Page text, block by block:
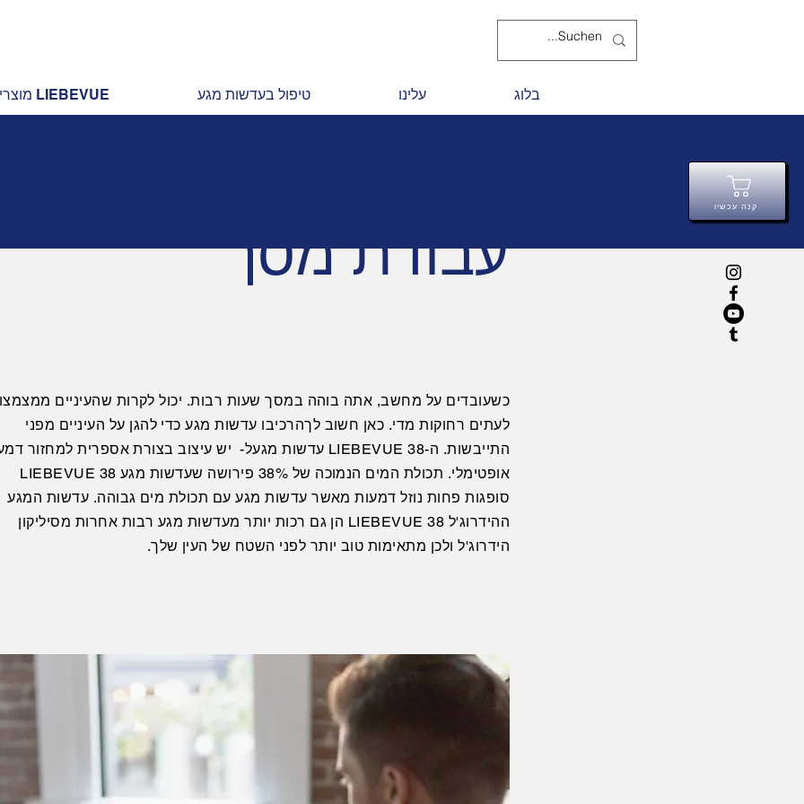
קנה עכשיו
מוצרי LIEBEVUE טיפול בעדשות מגע עלינו בלוג
עבודת מסך
כשעובדים על מחשב, אתה בוהה במסך שעות רבות. יכול לקרות שהעיניים
לעתים רחוקות מדי. כאן חשוב לךהרכיבו עדשות מגע כדי להגן על העיניים מפני
התייבשות. ה-LIEBEVUE 38
עדשות מגעל- יש עיצוב בצורת אספרית למחזור
אופטימלי. תכולת המים הנמוכה של 38% פירושה שעדשות מגע LIEBEVUE 38
סופגות פחות נוזל דמעות מאשר עדשות מגע עם תכולת מים גבוהה. עדשות המגע
ההידרוג'ל LIEBEVUE 38 הן גם רכות יותר מעדשות מגע רבות אחרות מסיליקון
הידרוג'ל ולכן מתאימות טוב יותר לפני השטח של העין שלך.